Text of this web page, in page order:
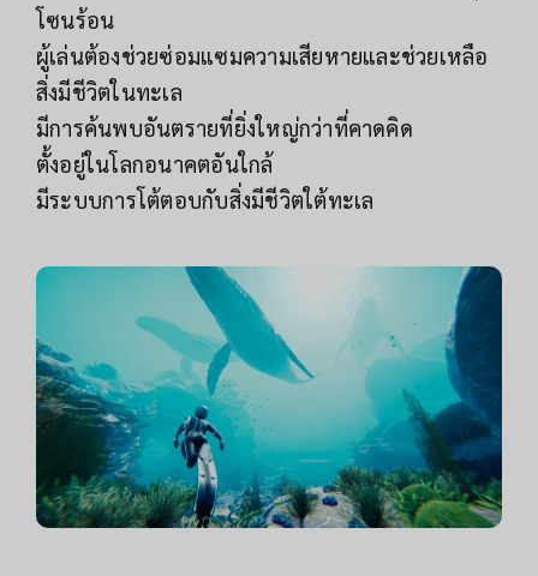
โซนร้อน
ผู้เล่นต้องช่วยซ่อมแซมความเสียหายและช่วยเหลือ
สิ่งมีชีวิตในทะเล
มีการค้นพบอันตรายที่ยิ่งใหญ่กว่าที่คาดคิด
ตั้งอยู่ในโลกอนาคตอันใกล้
มีระบบการโต้ตอบกับสิ่งมีชีวิตใต้ทะเล